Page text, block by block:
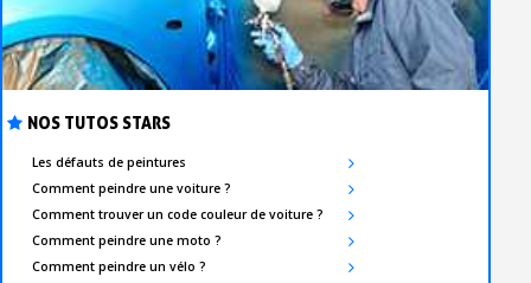
NOS TUTOS STARS
Les défauts de peintures
Comment peindre une voiture ?
Comment trouver un code couleur de voiture ?
Comment peindre une moto ?
Comment peindre un vélo ?